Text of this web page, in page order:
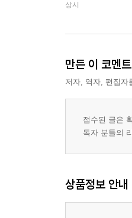
상시
만든 이 코멘트
저자, 역자, 편집자
접수된 글은
독자 분들의
상품정보 안내